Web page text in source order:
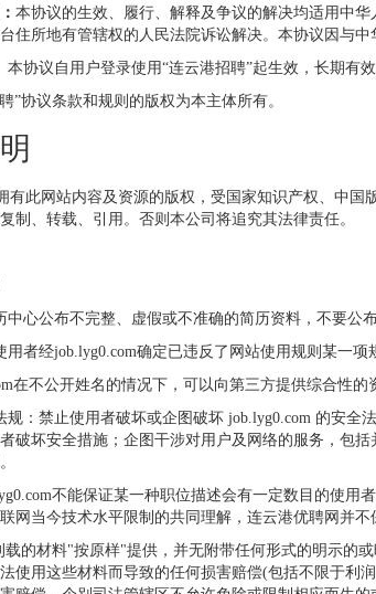
本协议的生效、履行、解释及争议的解决均适用中
住所地有管辖权的人民法院诉讼解决。本协议因与
本协议自用户登录使用“连云港招聘”起生效，长期有效
”协议条款和规则的版权为本主体所有。
有此网站内容及资源的版权，受国家知识产权、中
制、转载、引用。否则本公司将追究其法律责任。
中心公布不完整、虚假或不准确的简历资料，不要公
用者经job.lyg0.com确定已违反了网站使用规则某一项
在不公开姓名的情况下，可以向第三方提供综合性
规：禁止使用者破坏或企图破坏 job.lyg0.com 的安
破坏安全措施；企图干涉对用户及网络的服务，包
不能保证某一种职位描述会有一定数目的使用
网当今技术水平限制的共同理解，连云港优聘网并
载的材料"按原样"提供，并无附带任何形式的明示的
使用这些材料而导致的任何损害赔偿(包括不限于利